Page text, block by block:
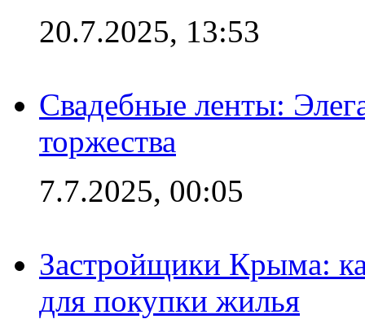
20.7.2025, 13:53
Свадебные ленты:
торжества
7.7.2025, 00:05
Застройщики Крыма:
для покупки жилья